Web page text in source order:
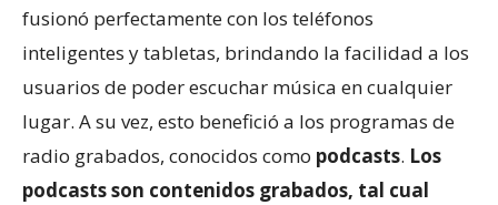
fusionó perfectamente con los teléfonos
inteligentes y tabletas, brindando la facilidad a los
usuarios de poder escuchar música en cualquier
lugar. A su vez, esto benefició a los programas de
radio grabados, conocidos como podcasts. Los
podcasts son contenidos grabados, tal cual